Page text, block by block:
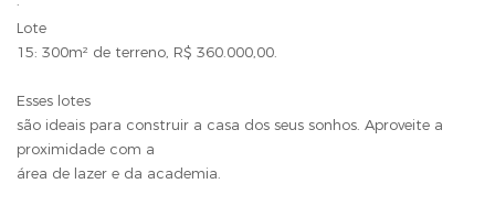
·
Lote
15: 300m² de terreno, R$ 360.000,00.
Esses lotes
são ideais para construir a casa dos seus sonhos. Aproveite a
proximidade com a
área de lazer e da academia.